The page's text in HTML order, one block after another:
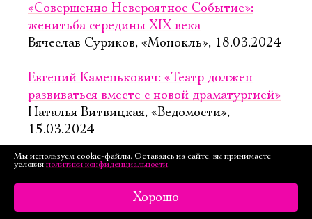
«Совершенно Невероятное Событие»:
женитьба середины XIX века
Вячеслав Суриков, «Монокль», 18.03.2024
Евгений Каменькович: «Театр должен
развиваться вместе с новой драматургией»
Наталья Витвицкая, «Ведомости»,
15.03.2024
«Совершенно невероятное событие»:
Женитьба без любви, что кошелек без денег
Александра Горелая, «Кинорепортёр»,
Мы используем cookie-файлы. Оставаясь на сайте, вы принимаете
условия политики конфиденциальности.
Хорошо